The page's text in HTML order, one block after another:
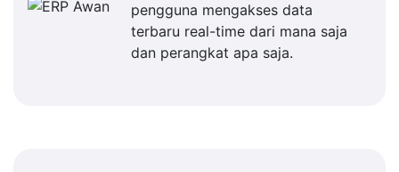
pengguna mengakses data
terbaru real-time dari mana saja
dan perangkat apa saja.